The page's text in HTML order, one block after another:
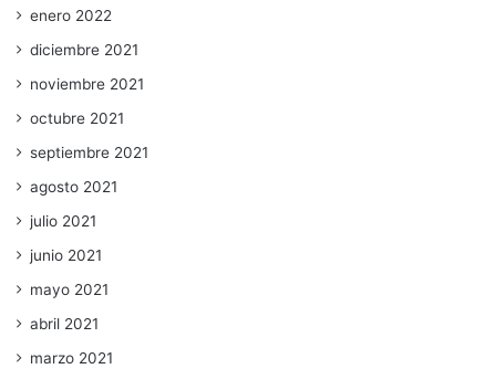
enero 2022
diciembre 2021
noviembre 2021
octubre 2021
septiembre 2021
agosto 2021
julio 2021
junio 2021
mayo 2021
abril 2021
marzo 2021